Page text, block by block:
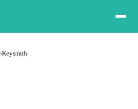
›Keysmith